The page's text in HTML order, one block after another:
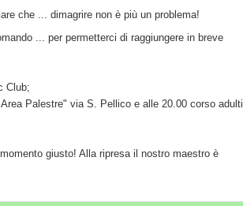
che ... dimagrire non è più un problema!
... per permetterci di raggiungere in breve
Club;
Palestre" via S. Pellico e alle 20.00 corso adulti
giusto! Alla ripresa il nostro maestro è